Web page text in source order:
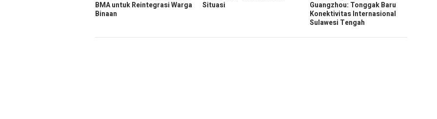
BMA untuk Reintegrasi Warga
Binaan
Situasi
Guangzhou: Tonggak Baru
Konektivitas Internasional
Sulawesi Tengah